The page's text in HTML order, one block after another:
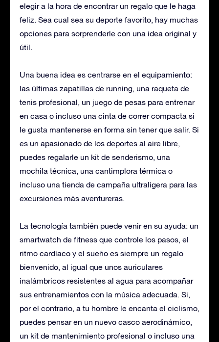
elegir a la hora de encontrar un regalo que le haga
feliz. Sea cual sea su deporte favorito, hay muchas
opciones para sorprenderle con una idea original y
útil.
Una buena idea es centrarse en el equipamiento:
las últimas zapatillas de running, una raqueta de
tenis profesional, un juego de pesas para entrenar
en casa o incluso una cinta de correr compacta si
le gusta mantenerse en forma sin tener que salir. Si
es un apasionado de los deportes al aire libre,
puedes regalarle un kit de senderismo, una
mochila técnica, una cantimplora térmica o
incluso una tienda de campaña ultraligera para las
excursiones más aventureras.
La tecnología también puede venir en su ayuda: un
smartwatch de fitness que controle los pasos, el
ritmo cardíaco y el sueño es siempre un regalo
bienvenido, al igual que unos auriculares
inalámbricos resistentes al agua para acompañar
sus entrenamientos con la música adecuada. Si,
por el contrario, a tu hombre le encanta el ciclismo,
puedes pensar en un nuevo casco aerodinámico,
un kit de mantenimiento profesional o incluso una